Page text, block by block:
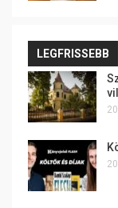
LEGFRISSEBB